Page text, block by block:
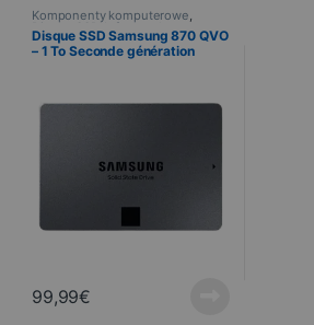
Komponenty komputerowe,
Disque SSD, Informatyka
Disque SSD Samsung 870 QVO
– 1 To Seconde génération
99,99€